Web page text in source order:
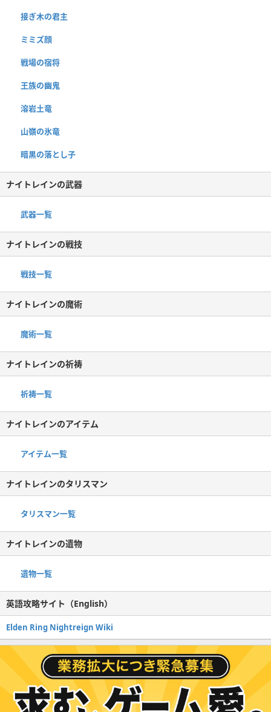
接ぎ木の君主
ミミズ顔
戦場の宿将
王族の幽鬼
溶岩土竜
山嶺の氷竜
暗黒の落とし子
ナイトレインの武器
武器一覧
ナイトレインの戦技
戦技一覧
ナイトレインの魔術
魔術一覧
ナイトレインの祈祷
祈祷一覧
ナイトレインのアイテム
アイテム一覧
ナイトレインのタリスマン
タリスマン一覧
ナイトレインの遺物
遺物一覧
英語攻略サイト（English）
Elden Ring Nightreign Wiki